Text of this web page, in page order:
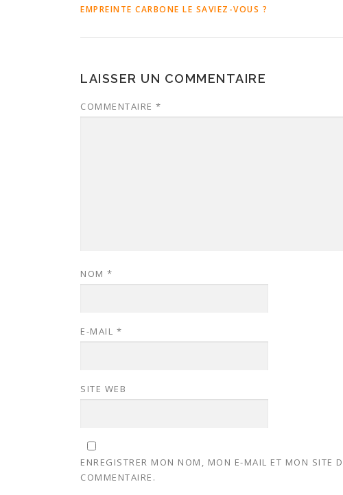
EMPREINTE CARBONE LE SAVIEZ-VOUS ?
LAISSER UN COMMENTAIRE
COMMENTAIRE *
NOM *
E-MAIL *
SITE WEB
ENREGISTRER MON NOM, MON E-MAIL ET MON SITE
COMMENTAIRE.